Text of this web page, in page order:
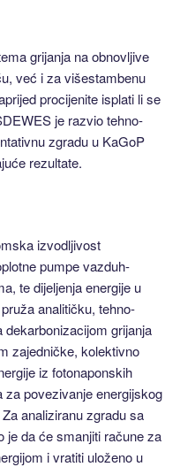
grijanja na obnovljive
već i za višestambenu
procijenite isplati li se
je razvio tehno-
zgradu u KaGoP
rezultate.
izvodljivost
pumpe vazduh-
te dijeljenja energije u
analitičku, tehno-
grijanja
zajedničke, kolektivno
iz fotonaponskih
povezivanje energijskog
analiziranu zgradu sa
je da će smanjiti račune za
i vratiti uloženo u